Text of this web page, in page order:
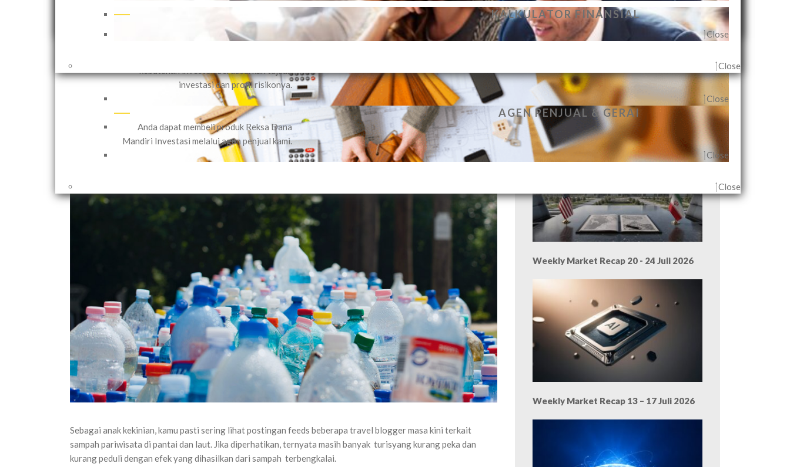
Close
PENGELOLAAN DANA NASABAH SECARA INDIVIDUAL
Mandiri Investasi menawarkan jasa
Pengelolaan Dana Nasabah Secara Individual
kebutuhan investor, berdasarkan tujuan
investasi dan profil risikonya.
Close
AGEN PENJUAL & GERAI
Anda dapat membeli produk Reksa Dana
Mandiri Investasi melalui agen penjual kami.
Close
Close
KALKULATOR FINANSIAL
Close
Close
cara Ini!
Sebagai anak kekinian, kamu pasti sering lihat postingan feeds beberapa travel blogger masa kini terkait
sampah pariwisata di pantai dan laut. Jika diperhatikan, ternyata masih banyak turisyang kurang peka dan
kurang peduli dengan efek yang dihasilkan dari sampah terbengkalai.
Weekly Market Recap 27 - 31 Juli 2026
Weekly Market Recap 20 - 24 Juli 2026
Weekly Market Recap 13 – 17 Juli 2026